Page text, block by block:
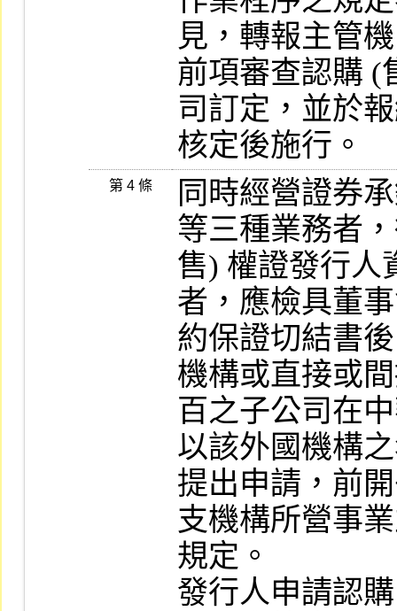
見，轉報主管
前項審查認購 (
司訂定，並於
核定後施行。
第 4 條
同時經營證券
等三種業務者
售) 權證發行人
者，應檢具董
約保證切結書
機構或直接或
百之子公司在
以該外國機構
提出申請，前
支機構所營事
規定。
發行人申請認